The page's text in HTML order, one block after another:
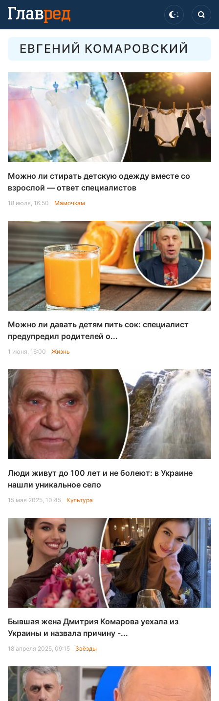
ЕВГЕНИЙ КОМАРОВСКИЙ
Можно ли стирать детскую одежду вместе со
взрослой — ответ специалистов
18 июля, 16:50 Мамочкам
Можно ли давать детям пить сок: специалист
предупредил родителей о...
1 июня, 16:00 Жизнь
Люди живут до 100 лет и не болеют: в Украине
нашли уникальное село
15 мая 2025, 10:45 Культура
Бывшая жена Дмитрия Комарова уехала из
Украины и назвала причину -...
18 апреля 2025, 09:15 Звёзды